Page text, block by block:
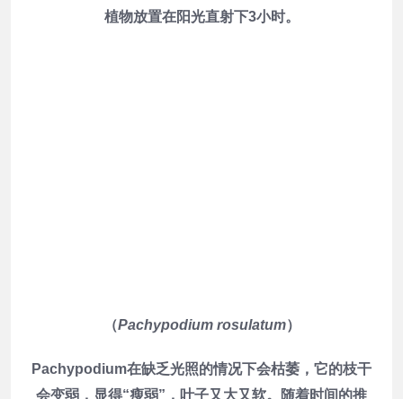
植物放置在阳光直射下3小时。
（Pachypodium rosulatum）
Pachypodium在缺乏光照的情况下会枯萎，它的枝干
会变弱，显得“瘦弱”，叶子又大又软。随着时间的推